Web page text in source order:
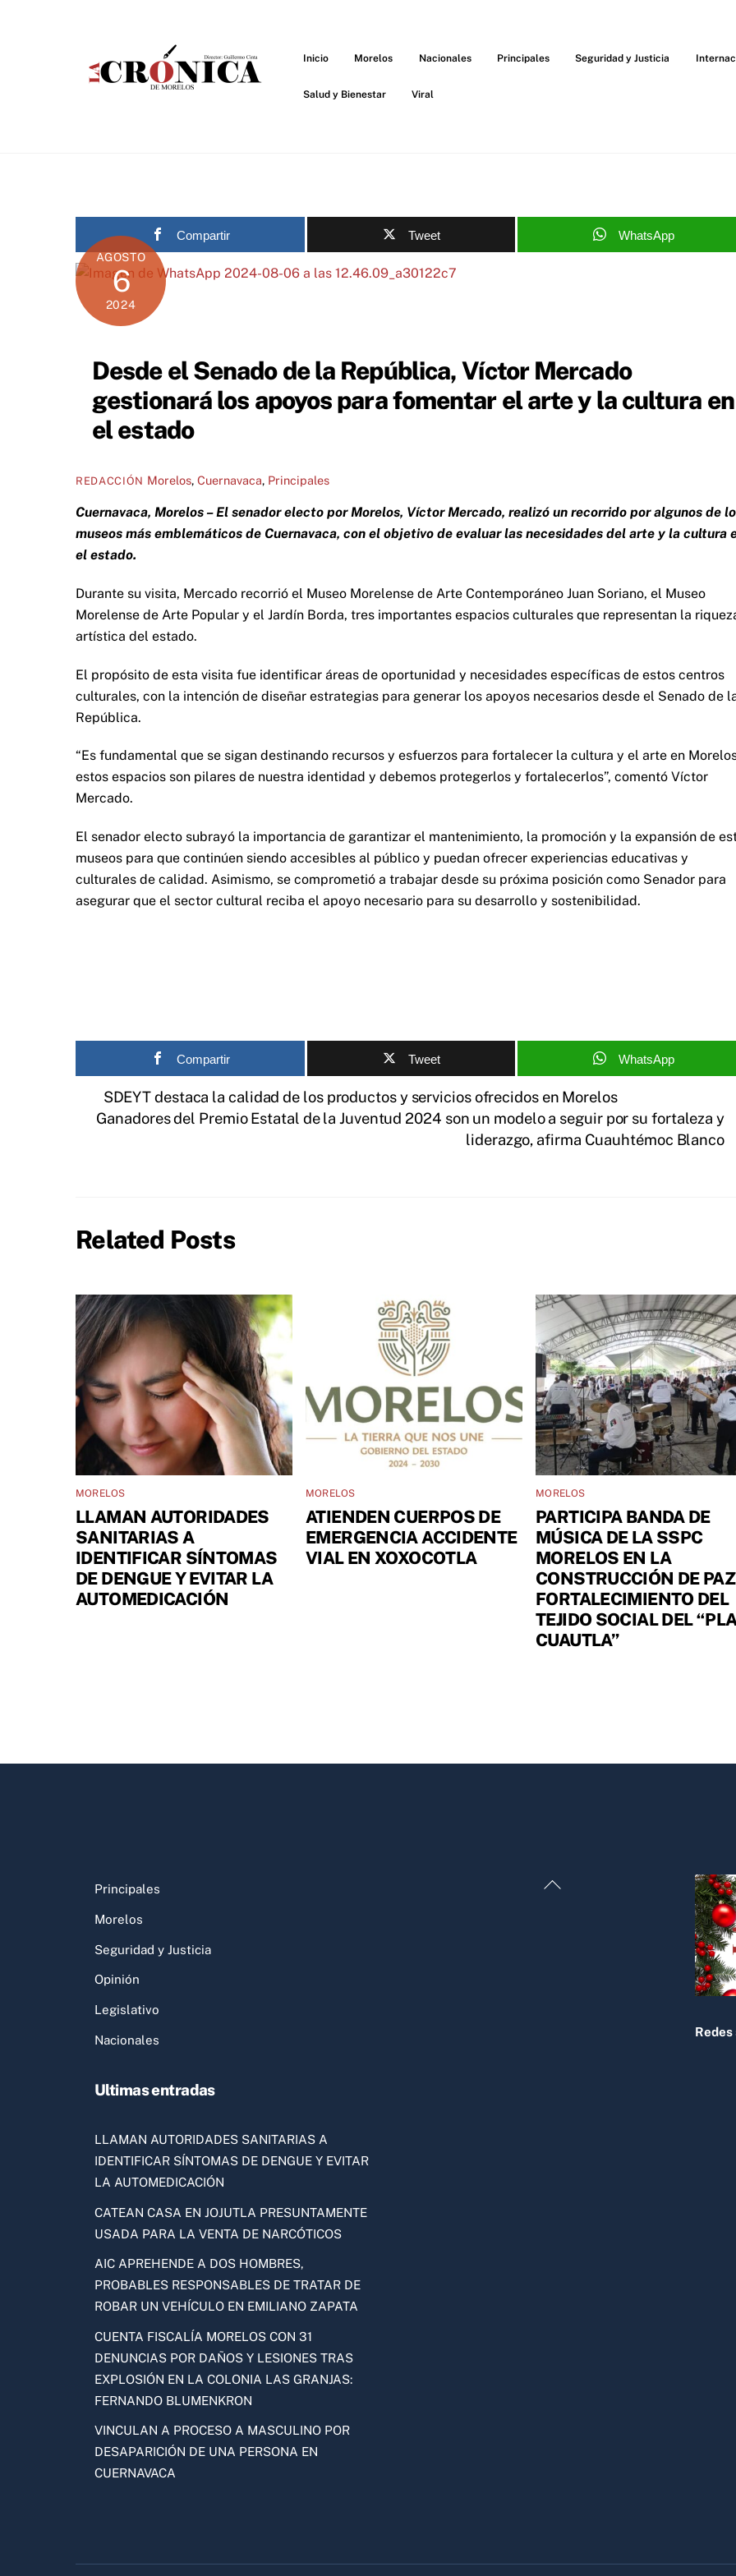
Inicio Morelos Nacionales Principales Seguridad y Justicia
Salud y Bienestar Viral
Compartir Tweet WhatsApp
AGOSTO
6
2024
Desde el Senado de la República, Víctor Mercado
gestionará los apoyos para fomentar el arte y la cultura en
el estado
REDACCIÓN Morelos, Cuernavaca, Principales
Cuernavaca, Morelos – El senador electo por Morelos, Víctor Mercado, realizó un recorrido por algunos de
museos más emblemáticos de Cuernavaca, con el objetivo de evaluar las necesidades del arte y la cultura
el estado.
Durante su visita, Mercado recorrió el Museo Morelense de Arte Contemporáneo Juan Soriano, el Museo
Morelense de Arte Popular y el Jardín Borda, tres importantes espacios culturales que representan la
artística del estado.
El propósito de esta visita fue identificar áreas de oportunidad y necesidades específicas de estos centros
culturales, con la intención de diseñar estrategias para generar los apoyos necesarios desde el Senado de
República.
“Es fundamental que se sigan destinando recursos y esfuerzos para fortalecer la cultura y el arte en
estos espacios son pilares de nuestra identidad y debemos protegerlos y fortalecerlos”, comentó Víctor
Mercado.
El senador electo subrayó la importancia de garantizar el mantenimiento, la promoción y la expansión de
museos para que continúen siendo accesibles al público y puedan ofrecer experiencias educativas y
culturales de calidad. Asimismo, se comprometió a trabajar desde su próxima posición como Senador para
asegurar que el sector cultural reciba el apoyo necesario para su desarrollo y sostenibilidad.
Compartir Tweet WhatsApp
SDEYT destaca la calidad de los productos y servicios ofrecidos en Morelos
Ganadores del Premio Estatal de la Juventud 2024 son un modelo a seguir por su fortaleza y
liderazgo, afirma Cuauhtémoc Blanco
Related Posts
MORELOS
LLAMAN AUTORIDADES
SANITARIAS A
IDENTIFICAR SÍNTOMAS
DE DENGUE Y EVITAR LA
AUTOMEDICACIÓN
MORELOS
ATIENDEN CUERPOS DE
EMERGENCIA ACCIDENTE
VIAL EN XOXOCOTLA
MORELOS
PARTICIPA BANDA DE
MÚSICA DE LA SSPC
MORELOS EN LA
CONSTRUCCIÓN DE
FORTALECIMIENTO DEL
TEJIDO SOCIAL DEL
CUAUTLA”
Back
Principales
Morelos
Seguridad y Justicia
Opinión
Legislativo
Nacionales
Ultimas entradas
LLAMAN AUTORIDADES SANITARIAS A
IDENTIFICAR SÍNTOMAS DE DENGUE Y EVITAR
LA AUTOMEDICACIÓN
CATEAN CASA EN JOJUTLA PRESUNTAMENTE
USADA PARA LA VENTA DE NARCÓTICOS
AIC APREHENDE A DOS HOMBRES,
PROBABLES RESPONSABLES DE TRATAR DE
ROBAR UN VEHÍCULO EN EMILIANO ZAPATA
CUENTA FISCALÍA MORELOS CON 31
DENUNCIAS POR DAÑOS Y LESIONES TRAS
EXPLOSIÓN EN LA COLONIA LAS GRANJAS:
FERNANDO BLUMENKRON
VINCULAN A PROCESO A MASCULINO POR
DESAPARICIÓN DE UNA PERSONA EN
CUERNAVACA